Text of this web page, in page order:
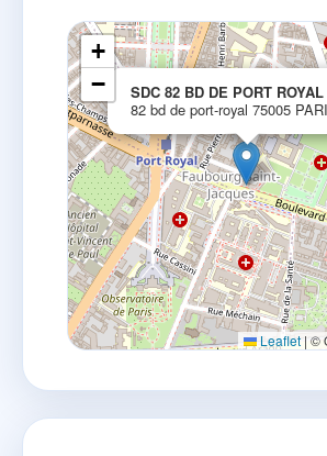
SDC 82 BD DE PORT ROYAL
82 bd de port-royal 75005
+
−
Leaflet | ©